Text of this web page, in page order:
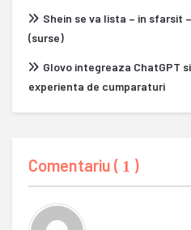
Shein se va lista – in sfarsit
(surse)
Glovo integreaza ChatGPT
experienta de cumparaturi
Comentariu ( 1 )